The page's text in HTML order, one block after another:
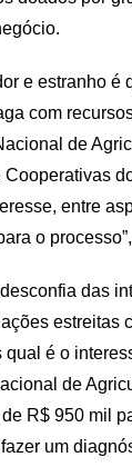
e estranho é
com
de
Cooperativas
entre
o
das
estreitas
qual é o
de
R$ 950 mil
um